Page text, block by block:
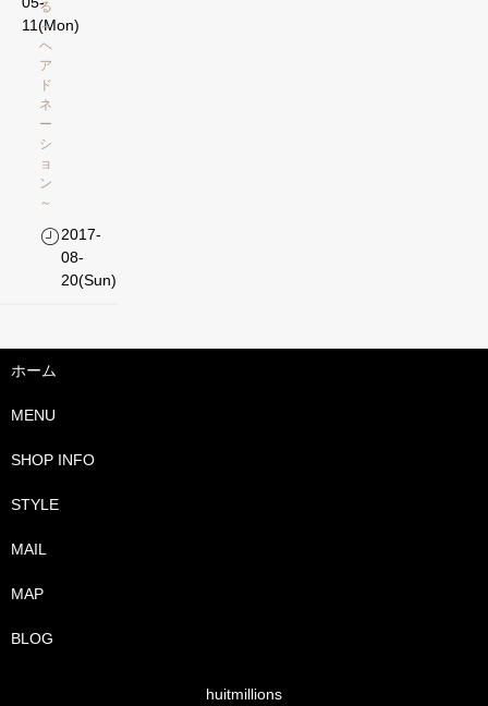
11(Mon)
る
～
ヘ
ア
ド
ネ
ー
シ
ョ
ン
～
2017-
08-
20(Sun)
ホーム
MENU
SHOP INFO
STYLE
MAIL
MAP
BLOG
huitmillions